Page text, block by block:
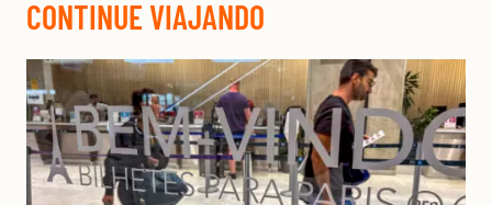
CONTINUE VIAJANDO